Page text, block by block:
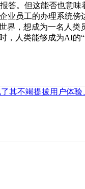
。但这能否也意
业员工的办理系统
，想成为一名人
人类能够成为AI
其不竭提拔用户体验